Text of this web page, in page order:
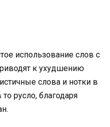
использование слов с
к ухудшению
слова и нотки в
русло, благодаря